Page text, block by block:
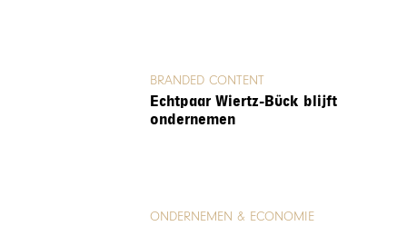
BRANDED CONTENT
Echtpaar Wiertz-Bück blijft
ondernemen
ONDERNEMEN & ECONOMIE